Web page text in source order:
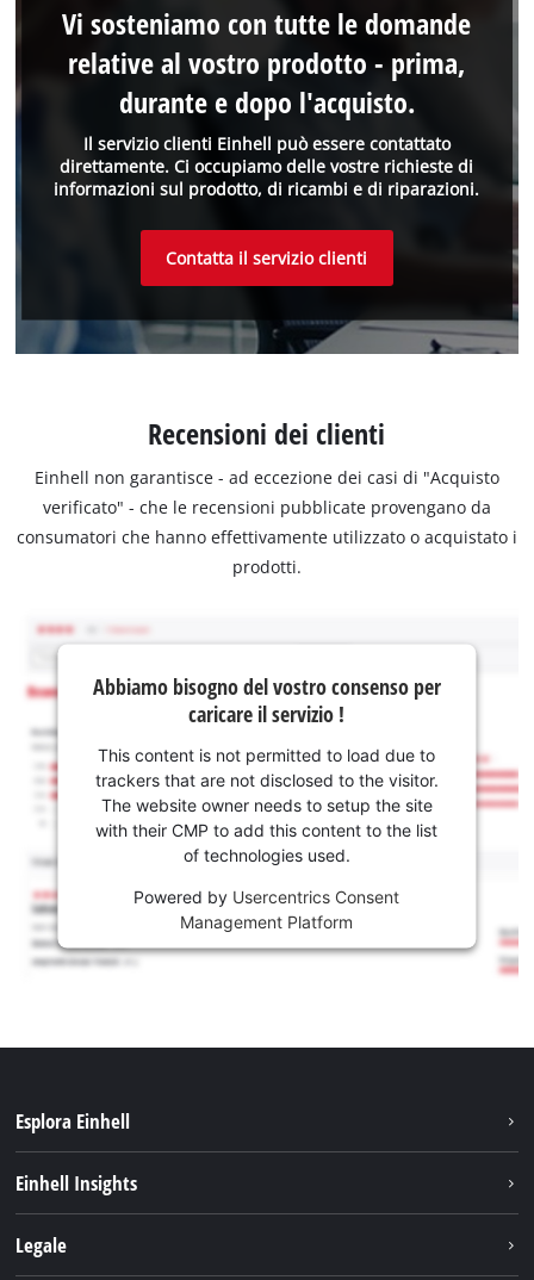
Il servizio clienti Einhell può essere contattato
direttamente. Ci occupiamo delle vostre richieste di
informazioni sul prodotto, di ricambi e di riparazioni.
Vi sosteniamo con tutte le domande
relative al vostro prodotto - prima,
durante e dopo l'acquisto.
Contatta il servizio clienti
Recensioni dei clienti
Einhell non garantisce - ad eccezione dei casi di "Acquisto
verificato" - che le recensioni pubblicate provengano da
consumatori che hanno effettivamente utilizzato o acquistato i
prodotti.
Abbiamo bisogno del vostro consenso per
caricare il servizio !
This content is not permitted to load due to
trackers that are not disclosed to the visitor.
The website owner needs to setup the site
with their CMP to add this content to the list
of technologies used.
Powered by Usercentrics Consent
Management Platform
Esplora Einhell
Chi siamo
Einhell Insights
Legale